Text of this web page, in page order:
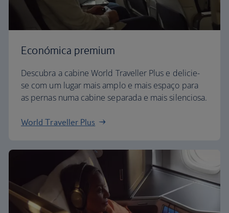
Económica premium
Descubra a cabine World Traveller Plus e delicie-
se com um lugar mais amplo e mais espaço para
as pernas numa cabine separada e mais silenciosa.
World Traveller Plus